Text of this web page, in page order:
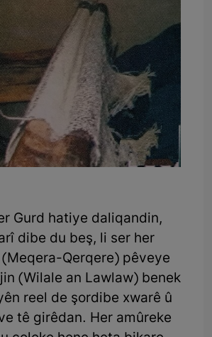
Gurd hatiye daliqandin,
dibe du beş, li ser her
Qerqere) pêveye
(Wilale an Lawlaw) benek
reel de şordibe xwarê û
tê girêdan. Her amûreke